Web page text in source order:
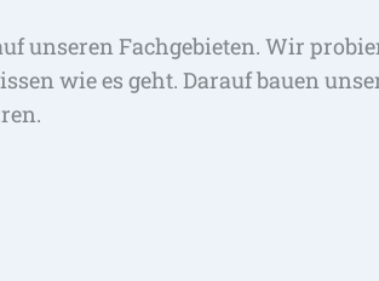
unseren Fachgebieten. Wir
wie es geht. Darauf bauen